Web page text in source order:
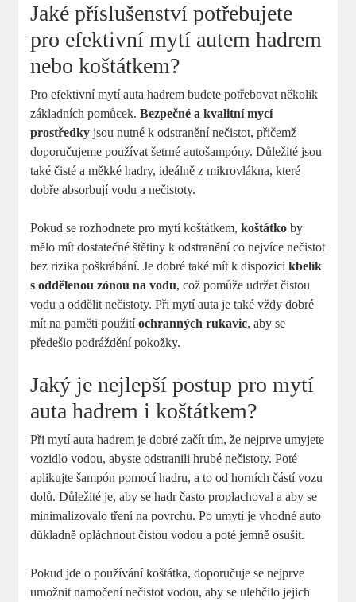
Jaké příslušenství potřebujete
pro efektivní mytí autem hadrem
nebo koštátkem?
Pro efektivní mytí auta hadrem budete potřebovat několik
základních pomůcek.Bezpečné a kvalitní mycí
prostředky jsou nutné k odstranění nečistot, přičemž
doporučujeme používat šetrné autošampóny. Důležité jsou
také čisté a měkké hadry, ideálně z mikrovlákna, které
dobře absorbují vodu a nečistoty.
Pokud se rozhodnete pro mytí koštátkem,koštátko by
mělo mít dostatečné štětiny k odstranění co nejvíce nečistot
bez rizika poškrábání. Je dobré také mít k dispozicikbelík
s oddělenou zónou na vodu, což pomůže udržet čistou
vodu a oddělit nečistoty. Při mytí auta je také vždy dobré
mít na paměti použitíochranných rukavic, aby se
předešlo podráždění pokožky.
Jaký je nejlepší postup pro mytí
auta hadrem i koštátkem?
Při mytí auta hadrem je dobré začít tím, že nejprve umyjete
vozidlo vodou, abyste odstranili hrubé nečistoty. Poté
aplikujte šampón pomocí hadru, a to od horních částí vozu
dolů. Důležité je, aby se hadr často proplachoval a aby se
minimalizovalo tření na povrchu. Po umytí je vhodné auto
důkladně opláchnout čistou vodou a poté jemně osušit.
Pokud jde o používání koštátka, doporučuje se nejprve
umožnit namočení nečistot vodou, aby se ulehčilo jejich